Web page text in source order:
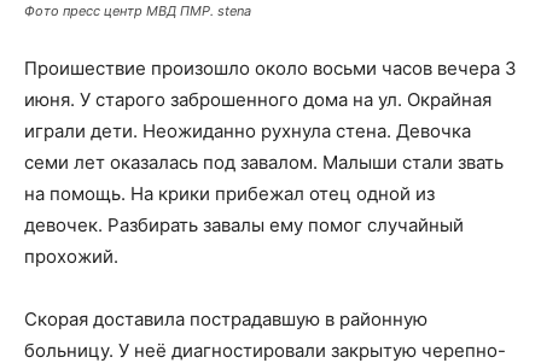
Фото пресс центр МВД ПМР. stena
Проишествие произошло около восьми часов вечера 3
июня. У старого заброшенного дома на ул. Окрайная
играли дети. Неожиданно рухнула стена. Девочка
семи лет оказалась под завалом. Малыши стали звать
на помощь. На крики прибежал отец одной из
девочек. Разбирать завалы ему помог случайный
прохожий.
Скорая доставила пострадавшую в районную
больницу. У неё диагностировали закрытую черепно-